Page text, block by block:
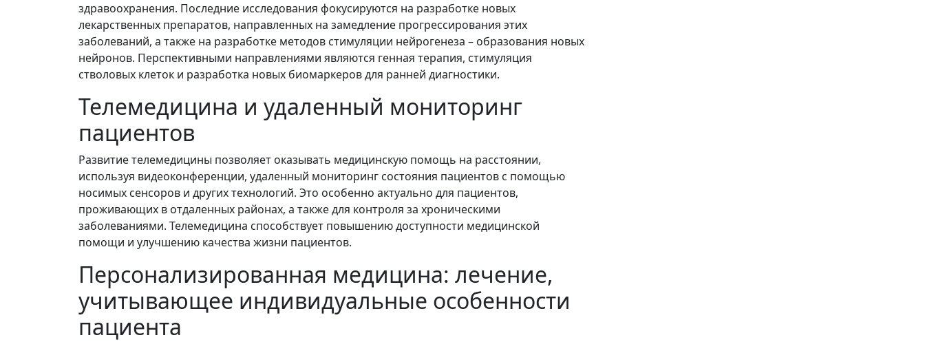
здравоохранения. Последние исследования фокусируются на разработке новых
лекарственных препаратов, направленных на замедление прогрессирования этих
заболеваний, а также на разработке методов стимуляции нейрогенеза – образования новых
нейронов. Перспективными направлениями являются генная терапия, стимуляция
стволовых клеток и разработка новых биомаркеров для ранней диагностики.
Телемедицина и удаленный мониторинг
пациентов
Развитие телемедицины позволяет оказывать медицинскую помощь на расстоянии,
используя видеоконференции, удаленный мониторинг состояния пациентов с помощью
носимых сенсоров и других технологий. Это особенно актуально для пациентов,
проживающих в отдаленных районах, а также для контроля за хроническими
заболеваниями. Телемедицина способствует повышению доступности медицинской
помощи и улучшению качества жизни пациентов.
Персонализированная медицина: лечение,
учитывающее индивидуальные особенности
пациента